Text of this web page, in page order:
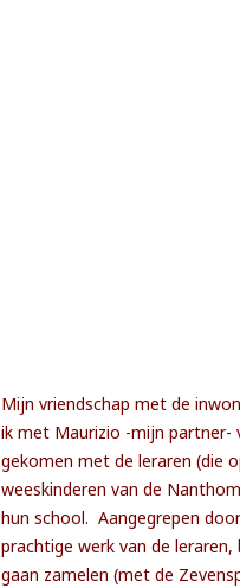
Mijn vriendschap met de
ik met Maurizio -mijn partner-
gekomen met de leraren (die
weeskinderen van de
hun school. Aangegrepen
prachtige werk van de
gaan zamelen (met de